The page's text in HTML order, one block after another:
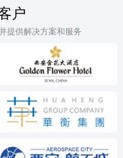
户
提供解决方案和服务